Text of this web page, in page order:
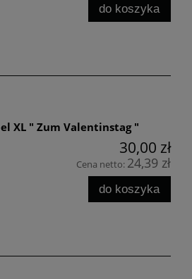
do koszyka
XL " Zum Valentinstag "
30,00 zł
Cena netto: 24,39 zł
do koszyka